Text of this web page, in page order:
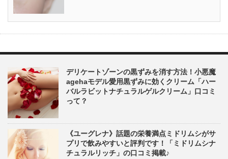
デリケートゾーンの黒ずみを消す方法！小悪魔
agehaモデル愛用黒ずみに効くクリーム「ハー
バルラビットナチュラルゲルクリーム」口コミ
って？
《ユーグレナ》話題の栄養満点ミドリムシがサ
プリで飲みやすいと評判です！「ミドリムシナ
チュラルリッチ」の口コミ掲載♪